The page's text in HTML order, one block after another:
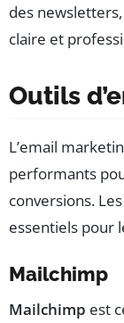
des
claire et
Outils
L’email
performants
conversions.
essentiels pour
Mailchimp
Mailchimp est